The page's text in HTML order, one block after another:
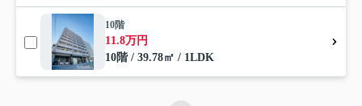
10階
11.8万円
10階 / 39.78㎡ / 1LDK